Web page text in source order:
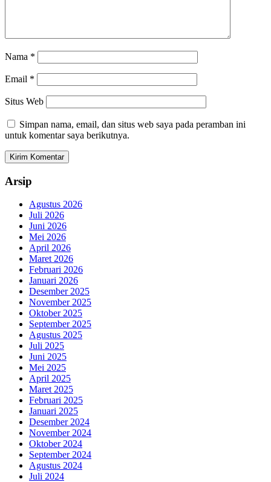
Nama *
Email *
Situs Web
Simpan nama, email, dan situs web saya pada peramban ini
untuk komentar saya berikutnya.
Arsip
Agustus 2026
Juli 2026
Juni 2026
Mei 2026
April 2026
Maret 2026
Februari 2026
Januari 2026
Desember 2025
November 2025
Oktober 2025
September 2025
Agustus 2025
Juli 2025
Juni 2025
Mei 2025
April 2025
Maret 2025
Februari 2025
Januari 2025
Desember 2024
November 2024
Oktober 2024
September 2024
Agustus 2024
Juli 2024